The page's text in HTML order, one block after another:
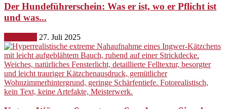
Der Hundeführerschein: Was er ist, wo er Pflicht ist
und was...
27. Juli 2025